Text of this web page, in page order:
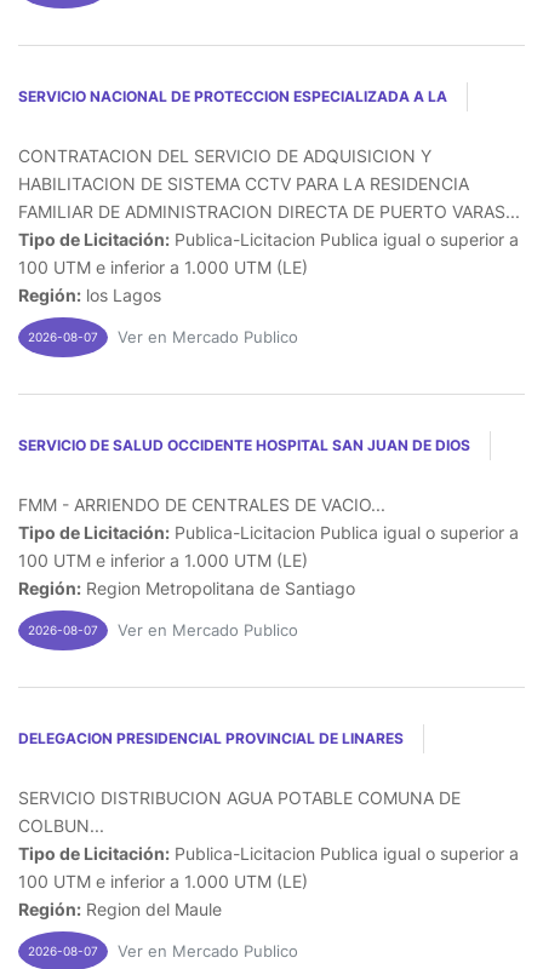
SERVICIO NACIONAL DE PROTECCION ESPECIALIZADA A LA
CONTRATACION DEL SERVICIO DE ADQUISICION Y
HABILITACION DE SISTEMA CCTV PARA LA RESIDENCIA
FAMILIAR DE ADMINISTRACION DIRECTA DE PUERTO VARAS...
Tipo de Licitación: Publica-Licitacion Publica igual o superior a
100 UTM e inferior a 1.000 UTM (LE)
Región: los Lagos
2026-08-07 Ver en Mercado Publico
SERVICIO DE SALUD OCCIDENTE HOSPITAL SAN JUAN DE DIOS
FMM - ARRIENDO DE CENTRALES DE VACIO...
Tipo de Licitación: Publica-Licitacion Publica igual o superior a
100 UTM e inferior a 1.000 UTM (LE)
Región: Region Metropolitana de Santiago
2026-08-07 Ver en Mercado Publico
DELEGACION PRESIDENCIAL PROVINCIAL DE LINARES
SERVICIO DISTRIBUCION AGUA POTABLE COMUNA DE
COLBUN...
Tipo de Licitación: Publica-Licitacion Publica igual o superior a
100 UTM e inferior a 1.000 UTM (LE)
Región: Region del Maule
2026-08-07 Ver en Mercado Publico